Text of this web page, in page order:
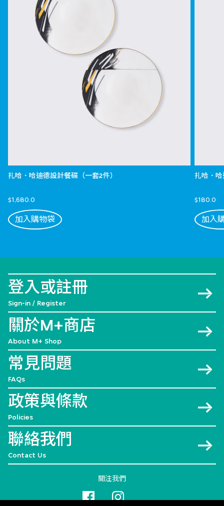
扎哈．哈迪德設計餐碟（一套2件）
$1,680.0
加入購物袋
扎哈．
$180.0
加入
登入或註冊
Sign-in / Register
關於M+商店
About M+ Shop
常見問題
FAQs
政策與條款
Policies
聯絡我們
Contact Us
關注我們